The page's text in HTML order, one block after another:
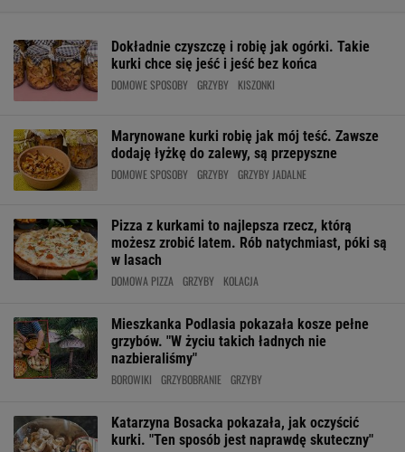
Dokładnie czyszczę i robię jak ogórki. Takie
kurki chce się jeść i jeść bez końca
DOMOWE SPOSOBY GRZYBY KISZONKI
Marynowane kurki robię jak mój teść. Zawsze
dodaję łyżkę do zalewy, są przepyszne
DOMOWE SPOSOBY GRZYBY GRZYBY JADALNE
Pizza z kurkami to najlepsza rzecz, którą
możesz zrobić latem. Rób natychmiast, póki są
w lasach
DOMOWA PIZZA GRZYBY KOLACJA
Mieszkanka Podlasia pokazała kosze pełne
grzybów. "W życiu takich ładnych nie
nazbieraliśmy"
BOROWIKI GRZYBOBRANIE GRZYBY
Katarzyna Bosacka pokazała, jak oczyścić
kurki. "Ten sposób jest naprawdę skuteczny"